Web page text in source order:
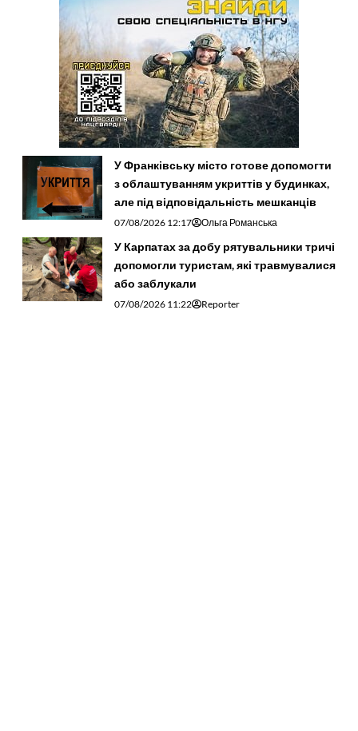
У Франківську місто готове допомогти
з облаштуванням укриттів у будинках,
але під відповідальність мешканців
07/08/2026 12:17 Ольга Романська
У Карпатах за добу рятувальники тричі
допомогли туристам, які травмувалися
або заблукали
07/08/2026 11:22 Reporter